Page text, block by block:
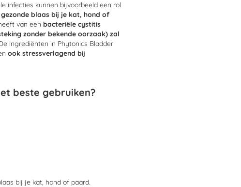
infecties kunnen bijvoorbeeld een rol
blaas bij je kat, hond of
van een bacteriële cystitis
zonder bekende oorzaak) zal
ingrediënten in Phytonics Bladder
ook stressverlagend bij
beste gebruiken?
bij je kat, hond of paard.